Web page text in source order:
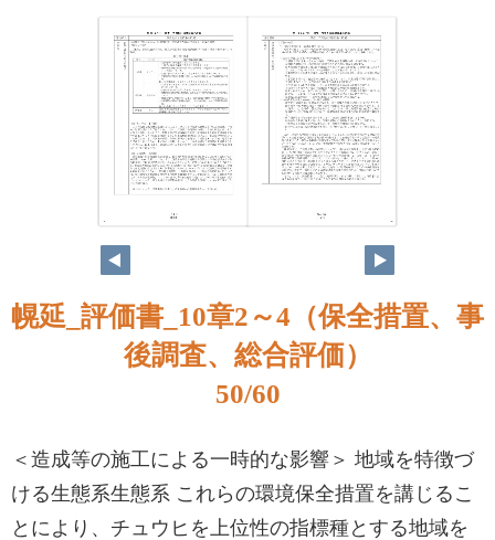
50
49
幌延_評価書_10章2～4（保全措置、事
後調査、総合評価）
50/60
＜造成等の施工による一時的な影響＞ 地域を特徴づ
ける生態系生態系 これらの環境保全措置を講じるこ
とにより、チュウヒを上位性の指標種とする地域を